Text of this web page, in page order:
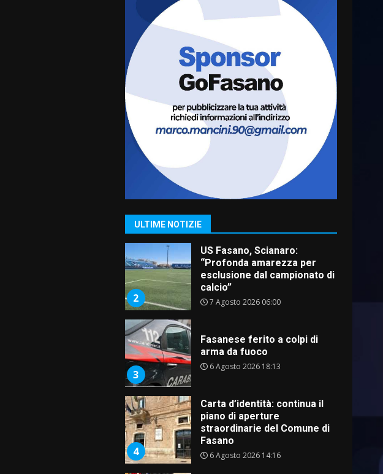
ULTIME NOTIZIE
Cura dei beni comuni e
cittadinanza attiva: online
l’avviso per la gestione
condivisa della Villetta di
Laureto
6 Agosto 2026 06:20
7
La magia del Minareto e la
prima assoluta de “L’Albergo
Belvedere. Il rapimento”
6 Agosto 2026 06:15
1
“I Contestatori: Musica di
Rivoluzione”: nuovo
appuntamento con “Fasano in
2
US Fasano, Scianaro:
“Profonda amarezza per
esclusione dal campionato di
calcio”
7 Agosto 2026 06:00
3
Fasanese ferito a colpi di
arma da fuoco
6 Agosto 2026 18:13
4
Carta d’identità: continua il
piano di aperture
straordinarie del Comune di
Fasano
6 Agosto 2026 14:16